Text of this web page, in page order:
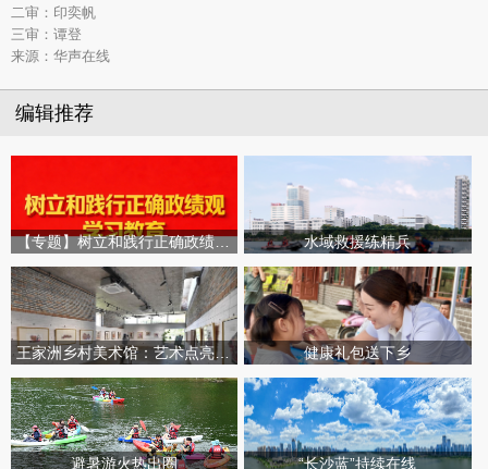
二审：印奕帆
三审：谭登
来源：华声在线
编辑推荐
【专题】树立和践行正确政绩观学习教育 水域救援练精兵
王家洲乡村美术馆：艺术点亮田园乡村 健康礼包送下乡
避暑游火热出圈 “长沙蓝”持续在线